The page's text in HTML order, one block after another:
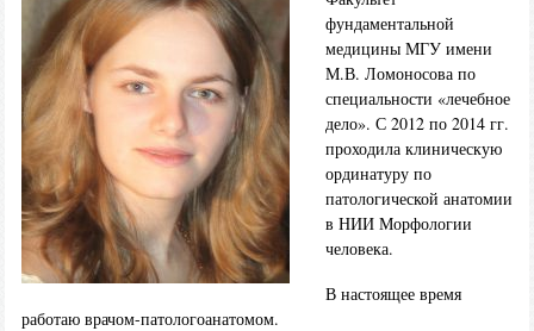
фундаментальной
медицины МГУ имени
М.В. Ломоносова по
специальности «лечебное
дело». С 2012 по 2014 гг.
проходила клиническую
ординатуру по
патологической анатомии
в НИИ Морфологии
человека.
В настоящее время
работаю врачом-патологоанатомом.